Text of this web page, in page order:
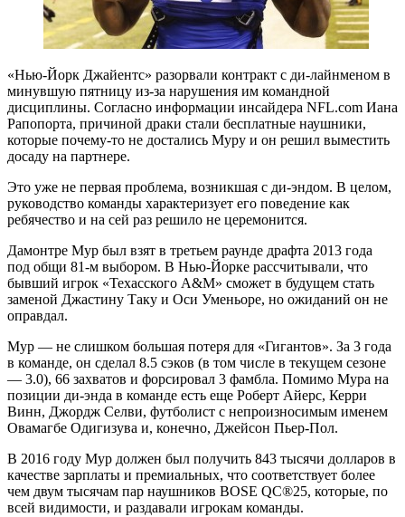
«Нью-Йорк Джайентс» разорвали контракт с ди-лайнменом в
минувшую пятницу из-за нарушения им командной
дисциплины. Согласно информации инсайдера NFL.com Иана
Рапопорта, причиной драки стали бесплатные наушники,
которые почему-то не достались Муру и он решил выместить
досаду на партнере.
Это уже не первая проблема, возникшая с ди-эндом. В целом,
руководство команды характеризует его поведение как
ребячество и на сей раз решило не церемонится.
Дамонтре Мур был взят в третьем раунде драфта 2013 года
под общи 81-м выбором. В Нью-Йорке рассчитывали, что
бывший игрок «Техасского А&М» сможет в будущем стать
заменой Джастину Таку и Оси Уменьоре, но ожиданий он не
оправдал.
Мур — не слишком большая потеря для «Гигантов». За 3 года
в команде, он сделал 8.5 сэков (в том числе в текущем сезоне
— 3.0), 66 захватов и форсировал 3 фамбла. Помимо Мура на
позиции ди-энда в команде есть еще Роберт Айерс, Керри
Винн, Джордж Селви, футболист с непроизносимым именем
Овамагбе Одигизува и, конечно, Джейсон Пьер-Пол.
В 2016 году Мур должен был получить 843 тысячи долларов в
качестве зарплаты и премиальных, что соответствует более
чем двум тысячам пар наушников BOSE QC®25, которые, по
всей видимости, и раздавали игрокам команды.